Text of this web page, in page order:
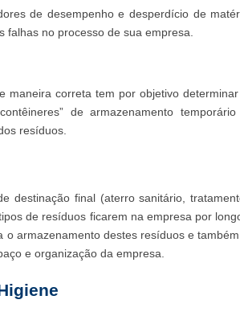
de desempenho e desperdício de
no processo de sua empresa.
maneira correta tem por objetivo
de armazenamento temporário
resíduos.
destinação final (aterro sanitário,
de resíduos ficarem na empresa por
armazenamento destes resíduos e
e organização da empresa.